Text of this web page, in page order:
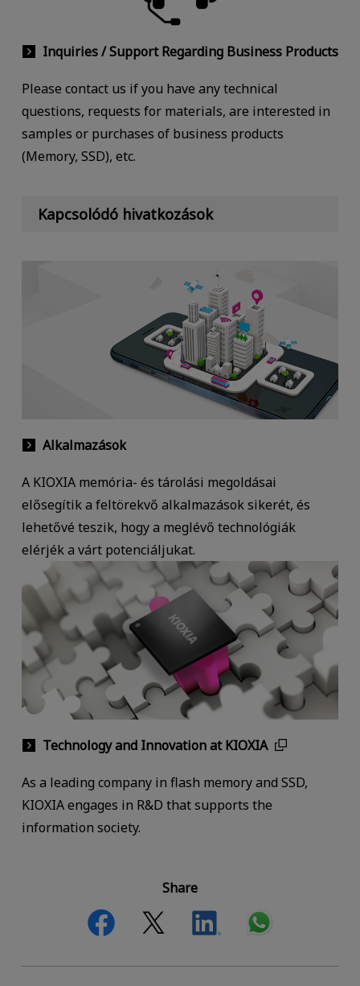
Inquiries / Support Regarding Business Products
Please contact us if you have any technical
questions, requests for materials, are interested in
samples or purchases of business products
(Memory, SSD), etc.
Kapcsolódó hivatkozások
Alkalmazások
A KIOXIA memória- és tárolási megoldásai
elősegítik a feltörekvő alkalmazások sikerét, és
lehetővé teszik, hogy a meglévő technológiák
elérjék a várt potenciáljukat.
Technology and Innovation at KIOXIA
As a leading company in flash memory and SSD,
KIOXIA engages in R&D that supports the
information society.
Share